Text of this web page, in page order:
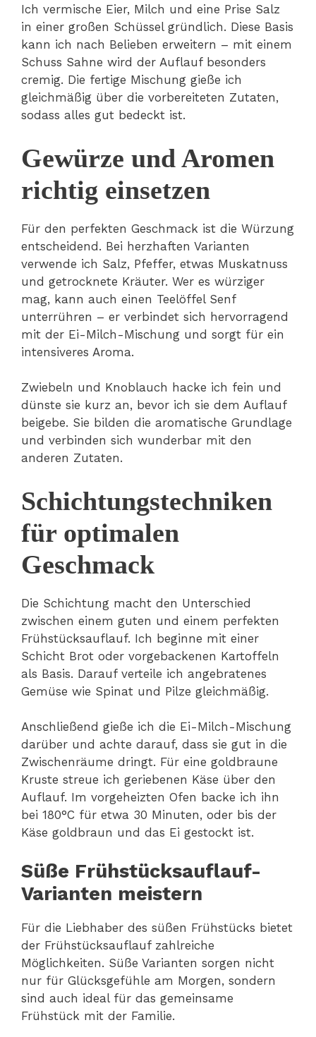
Ich vermische Eier, Milch und eine Prise Salz
in einer großen Schüssel gründlich. Diese Basis
kann ich nach Belieben erweitern – mit einem
Schuss Sahne wird der Auflauf besonders
cremig. Die fertige Mischung gieße ich
gleichmäßig über die vorbereiteten Zutaten,
sodass alles gut bedeckt ist.
Gewürze und Aromen
richtig einsetzen
Für den perfekten Geschmack ist die Würzung
entscheidend. Bei herzhaften Varianten
verwende ich Salz, Pfeffer, etwas Muskatnuss
und getrocknete Kräuter. Wer es würziger
mag, kann auch einen Teelöffel Senf
unterrühren – er verbindet sich hervorragend
mit der Ei-Milch-Mischung und sorgt für ein
intensiveres Aroma.
Zwiebeln und Knoblauch hacke ich fein und
dünste sie kurz an, bevor ich sie dem Auflauf
beigebe. Sie bilden die aromatische Grundlage
und verbinden sich wunderbar mit den
anderen Zutaten.
Schichtungstechniken
für optimalen
Geschmack
Die Schichtung macht den Unterschied
zwischen einem guten und einem perfekten
Frühstücksauflauf. Ich beginne mit einer
Schicht Brot oder vorgebackenen Kartoffeln
als Basis. Darauf verteile ich angebratenes
Gemüse wie Spinat und Pilze gleichmäßig.
Anschließend gieße ich die Ei-Milch-Mischung
darüber und achte darauf, dass sie gut in die
Zwischenräume dringt. Für eine goldbraune
Kruste streue ich geriebenen Käse über den
Auflauf. Im vorgeheizten Ofen backe ich ihn
bei 180°C für etwa 30 Minuten, oder bis der
Käse goldbraun und das Ei gestockt ist.
Süße Frühstücksauflauf-
Varianten meistern
Für die Liebhaber des süßen Frühstücks bietet
der Frühstücksauflauf zahlreiche
Möglichkeiten. Süße Varianten sorgen nicht
nur für Glücksgefühle am Morgen, sondern
sind auch ideal für das gemeinsame
Frühstück mit der Familie.